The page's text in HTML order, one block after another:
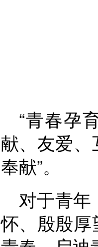
“青春孕
献、友爱
奉献”。
对于青
怀、殷殷